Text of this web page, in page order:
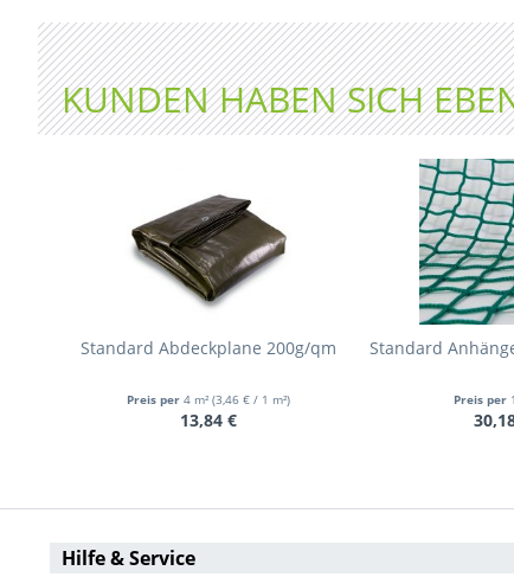
KUNDEN HABEN SICH
Standard Abdeckplane 200g/qm
Preis per 4 m² (3,46 € / 1 m²)
13,84 €
Standard
Preis per
Hilfe & Service